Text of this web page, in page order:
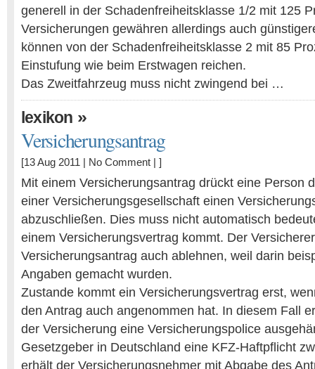
generell in der Schadenfreiheitsklasse 1/2 mit 125
Versicherungen gewähren allerdings auch
können von der Schadenfreiheitsklasse 2 mit 85
Einstufung wie beim Erstwagen reichen.
Das Zweitfahrzeug muss nicht zwingend bei …
lexikon »
Versicherungsantrag
[13 Aug 2011 | No Comment | ]
Mit einem Versicherungsantrag drückt eine Person
einer Versicherungsgesellschaft einen
abzuschließen. Dies muss nicht automatisch
einem Versicherungsvertrag kommt. Der
Versicherungsantrag auch ablehnen, weil darin
Angaben gemacht wurden.
Zustande kommt ein Versicherungsvertrag erst,
den Antrag auch angenommen hat. In diesem Fall
der Versicherung eine Versicherungspolice
Gesetzgeber in Deutschland eine KFZ-Haftpflicht
erhält der Versicherungsnehmer mit Abgabe des